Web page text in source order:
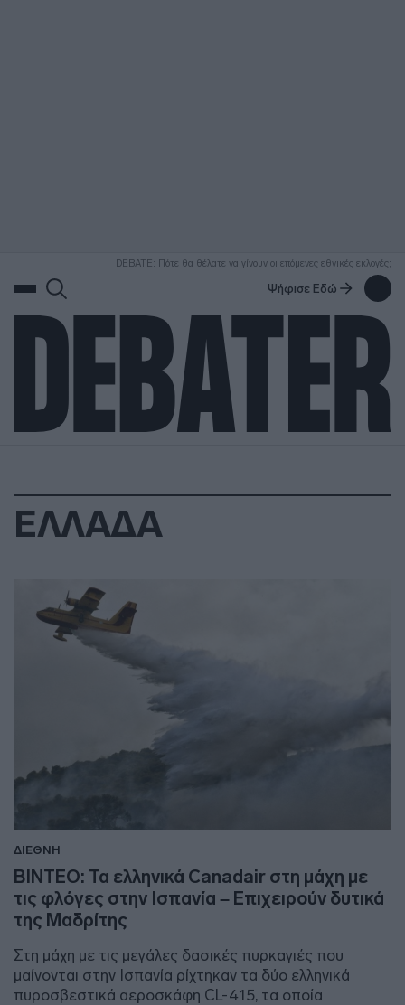
DEBATE: Πότε θα θέλατε να γίνουν οι επόμενες εθνικές εκλογές;
Ψήφισε Εδώ
ΕΛΛΑΔΑ
ΔΙΕΘΝΗ
ΒΙΝΤΕΟ: Τα ελληνικά Canadair στη μάχη με
τις φλόγες στην Ισπανία – Επιχειρούν δυτικά
της Μαδρίτης
Στη μάχη με τις μεγάλες δασικές πυρκαγιές που
μαίνονται στην Ισπανία ρίχτηκαν τα δύο ελληνικά
πυροσβεστικά αεροσκάφη CL-415, τα οποία